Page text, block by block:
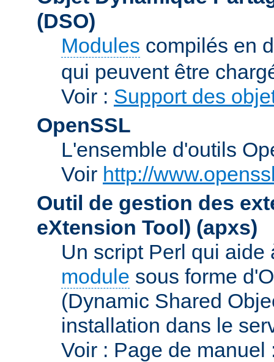
(DSO)
Modules compilés en
qui peuvent être
Voir : Support des
OpenSSL
L'ensemble d'outils
Voir http://
Outil de gestion des
eXtension Tool) (apxs)
Un script Perl qui
module sous forme
(Dynamic Shared
installation dans le
Voir : Page de